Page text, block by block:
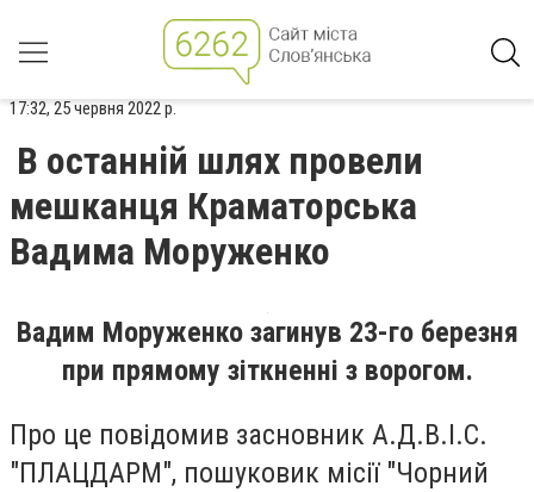
17:32, 25 червня 2022 р.
В останній шлях провели
мешканця Краматорська
Вадима Моруженко
Вадим Моруженко загинув 23-го березня
при прямому зіткненні з ворогом.
Про це повідомив засновник А.Д.В.І.С.
"ПЛАЦДАРМ", пошуковик місії "Чорний